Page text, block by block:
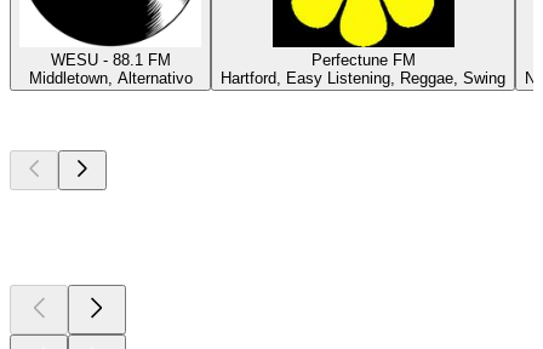
WESU - 88.1 FM
Middletown, Alternativo
Perfectune FM
Hartford, Easy Listening, Reggae, Swing